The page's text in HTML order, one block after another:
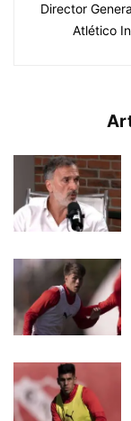
Director
Atlético